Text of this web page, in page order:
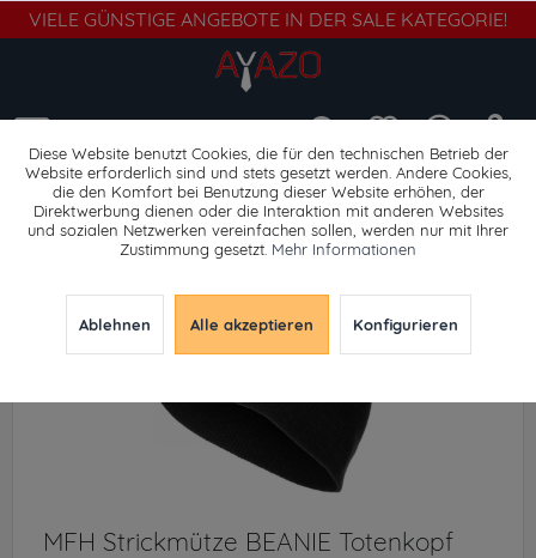
VIELE GÜNSTIGE ANGEBOTE IN DER SALE KATEGORIE!
Mützen
MFH Strickmütze BEANIE Totenkopf
Diese Website benutzt Cookies, die für den technischen Betrieb der
Website erforderlich sind und stets gesetzt werden. Andere Cookies,
die den Komfort bei Benutzung dieser Website erhöhen, der
Direktwerbung dienen oder die Interaktion mit anderen Websites
und sozialen Netzwerken vereinfachen sollen, werden nur mit Ihrer
Zustimmung gesetzt. Mehr Informationen
Ablehnen Alle akzeptieren Konfigurieren